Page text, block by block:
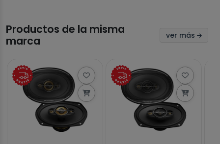
Productos de la misma
marca
ver más